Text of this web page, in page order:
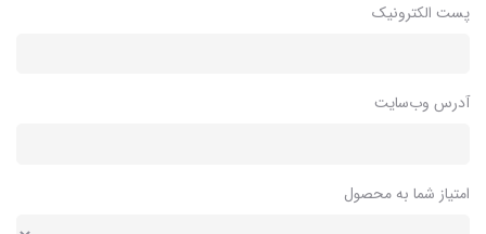
پست الکترونیک
آدرس وب‌سایت
امتیاز شما به محصول